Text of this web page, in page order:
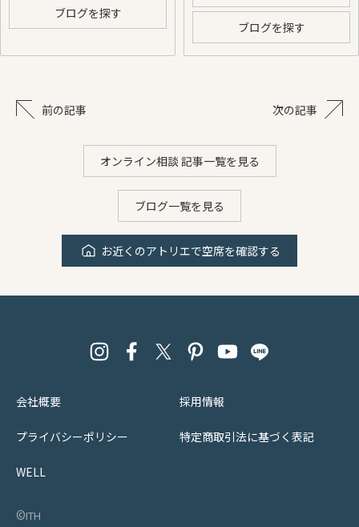
ブログを探す
ブログを探す
前の記事 次の記事
オンライン相談 記事一覧を見る
ブログ一覧を見る
お近くのアトリエで空席を確認する
会社概要 採用情報
プライバシーポリシー 特定商取引法に基づく表記
WELL
©︎ith